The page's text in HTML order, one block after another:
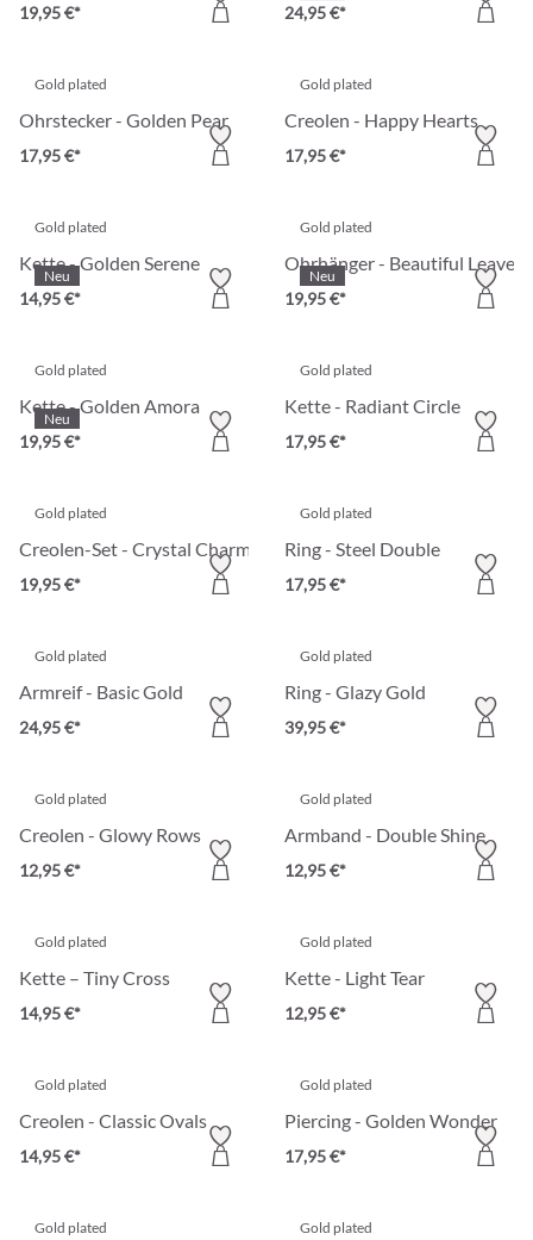
19,95 €* 24,95 €*
Gold plated
Ohrstecker - Golden Pear
17,95 €*
Gold plated
Creolen - Happy Hearts
17,95 €*
Neu
Gold plated
Kette - Golden Serene
14,95 €*
Neu
Gold plated
Ohrhänger - Beautiful Leaves
19,95 €*
Neu
Gold plated
Kette - Golden Amora
19,95 €*
Gold plated
Kette - Radiant Circle
17,95 €*
Gold plated
Creolen-Set - Crystal Charms
19,95 €*
Gold plated
Ring - Steel Double
17,95 €*
Gold plated
Armreif - Basic Gold
24,95 €*
Gold plated
Ring - Glazy Gold
39,95 €*
Gold plated
Creolen - Glowy Rows
12,95 €*
Gold plated
Armband - Double Shine
12,95 €*
Gold plated
Kette – Tiny Cross
14,95 €*
Gold plated
Kette - Light Tear
12,95 €*
Gold plated
Creolen - Classic Ovals
14,95 €*
Gold plated
Piercing - Golden Wonder
17,95 €*
Gold plated Gold plated